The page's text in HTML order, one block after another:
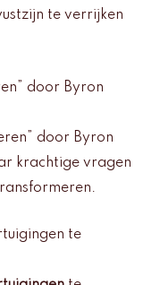
te verrijken
door Byron
door Byron
krachtige vragen
te